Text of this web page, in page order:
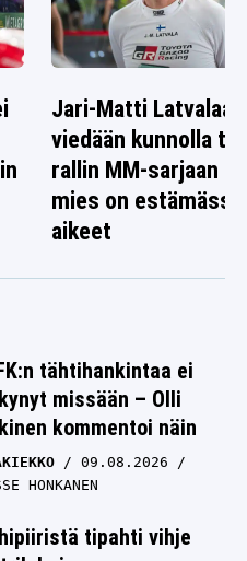
Jari-Matti Latvalaa
viedään kunnolla
rallin MM-sarjaan –
mies on estämässä
aikeet
tähtihankintaa ei
missään – Olli
kommentoi näin
09.08.2026
HONKANEN
tipahti vihje